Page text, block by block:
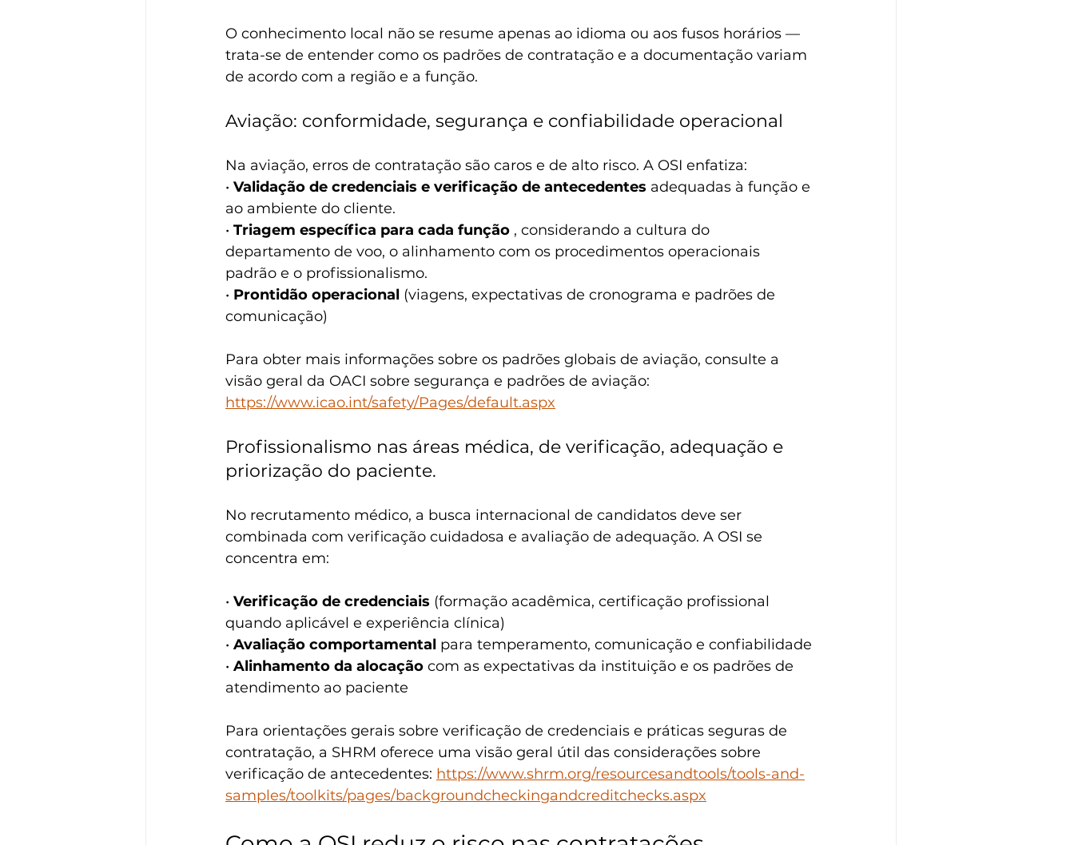
O conhecimento local não se resume apenas ao idioma ou aos fusos horários —
trata-se de entender como os padrões de contratação e a documentação variam
de acordo com a região e a função.
Aviação: conformidade, segurança e confiabilidade operacional
Na aviação, erros de contratação são caros e de alto risco. A OSI enfatiza:
• Validação de credenciais e verificação de antecedentes adequadas à função e
ao ambiente do cliente.
• Triagem específica para cada função , considerando a cultura do
departamento de voo, o alinhamento com os procedimentos operacionais
padrão e o profissionalismo.
• Prontidão operacional (viagens, expectativas de cronograma e padrões de
comunicação)
Para obter mais informações sobre os padrões globais de aviação, consulte a
visão geral da OACI sobre segurança e padrões de aviação:
https://www.icao.int/safety/Pages/default.aspx
Profissionalismo nas áreas médica, de verificação, adequação e
priorização do paciente.
No recrutamento médico, a busca internacional de candidatos deve ser
combinada com verificação cuidadosa e avaliação de adequação. A OSI se
concentra em:
• Verificação de credenciais (formação acadêmica, certificação profissional
quando aplicável e experiência clínica)
• Avaliação comportamental para temperamento, comunicação e confiabilidade
• Alinhamento da alocação com as expectativas da instituição e os padrões de
atendimento ao paciente
Para orientações gerais sobre verificação de credenciais e práticas seguras de
contratação, a SHRM oferece uma visão geral útil das considerações sobre
verificação de antecedentes: https://www.shrm.org/resourcesandtools/tools-and-
samples/toolkits/pages/backgroundcheckingandcreditchecks.aspx